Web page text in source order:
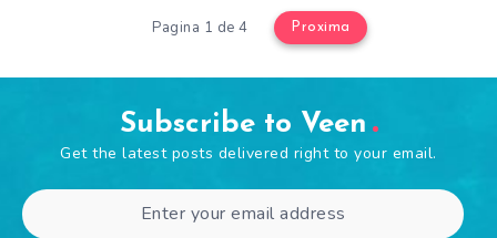
Pagina 1 de 4 Proxima
Subscribe to Veen
Get the latest posts delivered right to your email.